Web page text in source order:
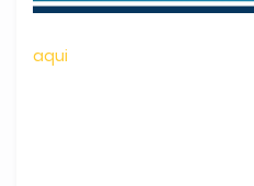
aqui